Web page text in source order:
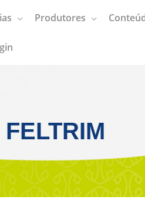
Produtores